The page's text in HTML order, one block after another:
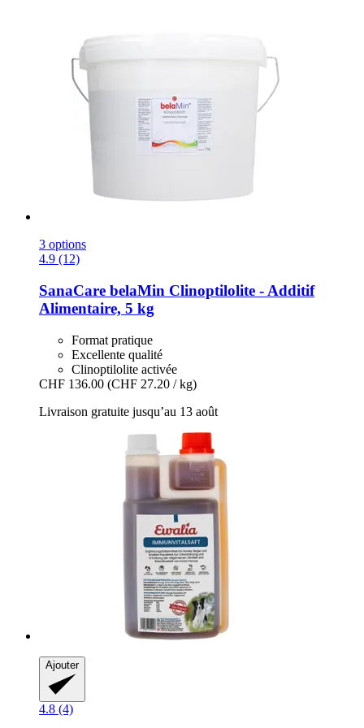
3 options
4.9 (12)
SanaCare belaMin Clinoptilolite -​ Additif
Alimentaire, 5 kg
Format pratique
Excellente qualité
Clinoptilolite activée
CHF 136.00 (CHF 27.20 / kg)
Livraison gratuite jusqu’au 13 août
Ajouter
4.8 (4)